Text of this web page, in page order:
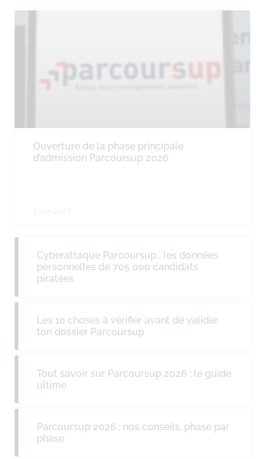
Ouverture de la phase principale
d’admission Parcoursup 2026
Cyberattaque Parcoursup : les données
personnelles de 705 000 candidats
piratées
Les 10 choses à vérifier avant de valider
ton dossier Parcoursup
Tout savoir sur Parcoursup 2026 : le guide
ultime
Parcoursup 2026 : nos conseils, phase par
phase